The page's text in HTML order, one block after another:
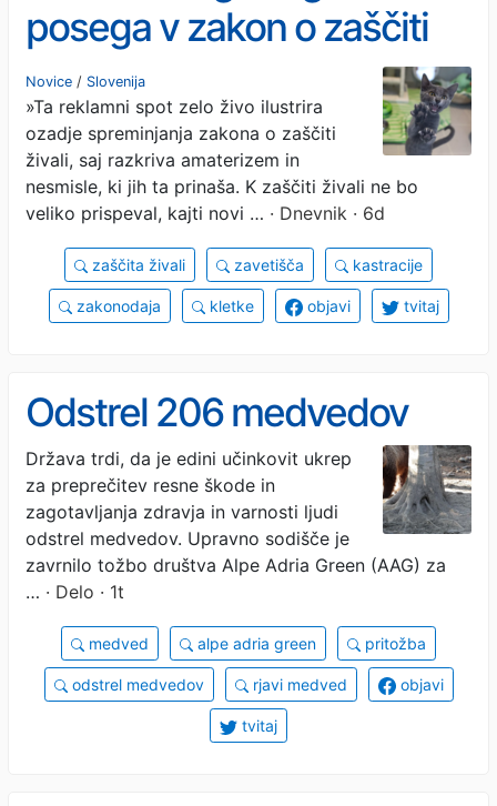
posega v zakon o zaščiti
živali v slabem letu niso
“uštimali” še domala
ničesar
Novice / Slovenija
»Ta reklamni spot zelo živo ilustrira
ozadje spreminjanja zakona o zaščiti
živali, saj razkriva amaterizem in
nesmisle, ki jih ta prinaša. K zaščiti živali ne bo
veliko prispeval, kajti novi … · Dnevnik · 6d
zaščita živali zavetišča kastracije
zakonodaja kletke objavi tvitaj
Odstrel 206 medvedov
Država trdi, da je edini učinkovit ukrep
za preprečitev resne škode in
zagotavljanja zdravja in varnosti ljudi
odstrel medvedov. Upravno sodišče je
zavrnilo tožbo društva Alpe Adria Green (AAG) za
… · Delo · 1t
medved alpe adria green pritožba
odstrel medvedov rjavi medved objavi
tvitaj